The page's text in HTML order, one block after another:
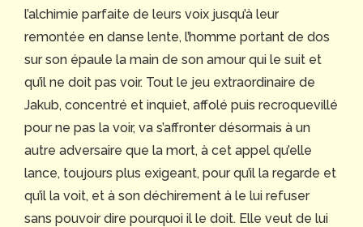
l’alchimie parfaite de leurs voix jusqu’à leur
remontée en danse lente, l’homme portant de dos
sur son épaule la main de son amour qui le suit et
qu’il ne doit pas voir. Tout le jeu extraordinaire de
Jakub, concentré et inquiet, affolé puis recroquevillé
pour ne pas la voir, va s’affronter désormais à un
autre adversaire que la mort, à cet appel qu’elle
lance, toujours plus exigeant, pour qu’il la regarde et
qu’il la voit, et à son déchirement à le lui refuser
sans pouvoir dire pourquoi il le doit. Elle veut de lui